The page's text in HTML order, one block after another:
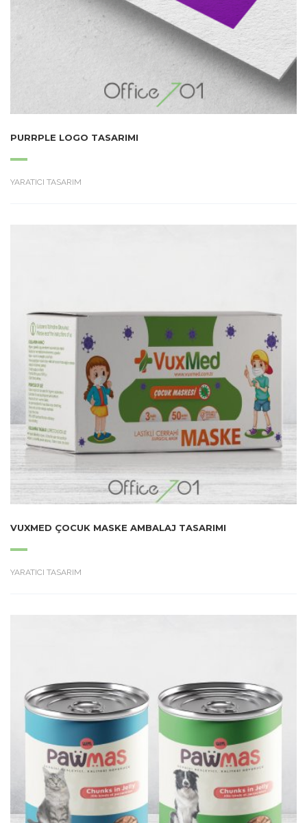
PURRPLE LOGO TASARIMI
YARATICI TASARIM
VUXMED ÇOCUK MASKE AMBALAJ TASARIMI
YARATICI TASARIM